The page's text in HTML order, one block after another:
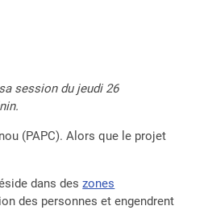
session du jeudi 26
(PAPC). Alors que le projet
dans deszones
des personnes et engendrent